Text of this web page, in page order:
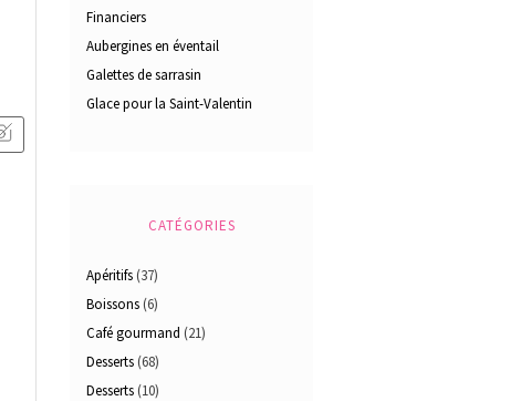
Financiers
Aubergines en éventail
Galettes de sarrasin
Glace pour la Saint-Valentin
CATÉGORIES
Apéritifs (37)
Boissons (6)
Café gourmand (21)
Desserts (68)
Desserts (10)